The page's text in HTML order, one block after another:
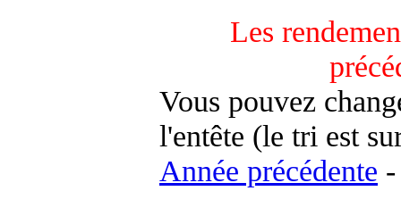
Les
Vous pouvez
l'entête (le tri est
Année précédente